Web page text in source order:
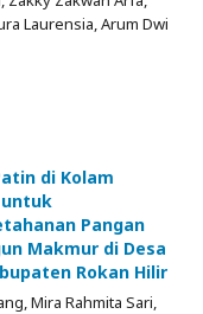
Laurensia, Arum Dwi
di Kolam
untuk
Pangan
Makmur di Desa
Rokan Hilir
Mira Rahmita Sari,